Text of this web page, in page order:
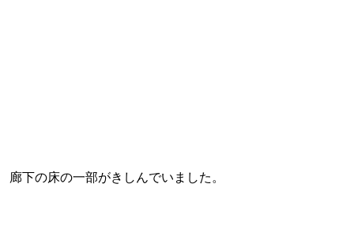
廊下の床の一部がきしんでいました。